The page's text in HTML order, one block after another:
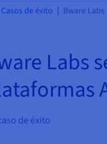
Casos de éxito Bware Labs
Labs
de éxito